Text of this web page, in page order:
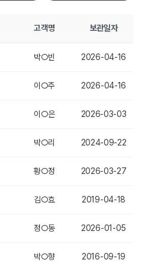
고객명 보관일자
박○빈 2026-04-16
이○주 2026-04-16
이○은 2026-03-03
박○리 2024-09-22
황○정 2026-03-27
김○효 2019-04-18
정○동 2026-01-05
박○향 2016-09-19